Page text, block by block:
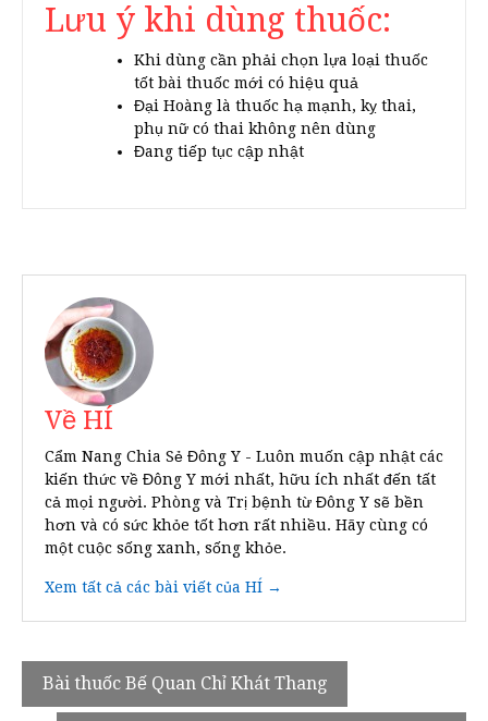
Lưu ý khi dùng thuốc:
Khi dùng cần phải chọn lựa loại thuốc
tốt bài thuốc mới có hiệu quả
Đại Hoàng là thuốc hạ mạnh, kỵ thai,
phụ nữ có thai không nên dùng
Đang tiếp tục cập nhật
Về HÍ
Cẩm Nang Chia Sẻ Đông Y - Luôn muốn cập nhật các
kiến thức về Đông Y mới nhất, hữu ích nhất đến tất
cả mọi người. Phòng và Trị bệnh từ Đông Y sẽ bền
hơn và có sức khỏe tốt hơn rất nhiều. Hãy cùng có
một cuộc sống xanh, sống khỏe.
Xem tất cả các bài viết của HÍ →
Điều
Bài thuốc Bế Quan Chỉ Khát Thang